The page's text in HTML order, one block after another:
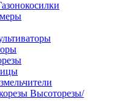
Высоторезы/